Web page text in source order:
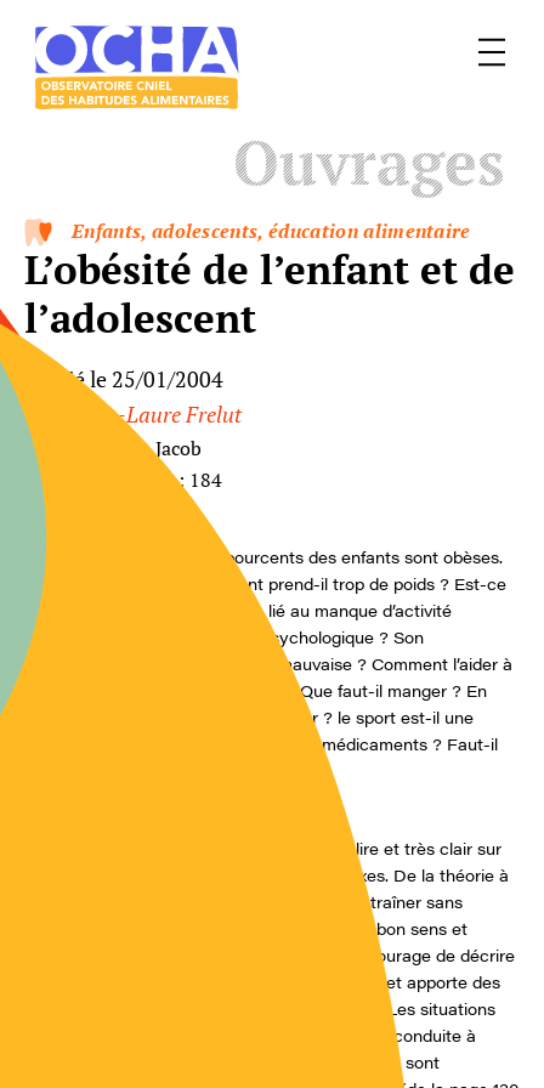
Menu
Ouvrages
Enfants, adolescents, éducation alimentaire
L’obésité de l’enfant et de
l’adolescent
Publié le 25/01/2004
Par
Marie-Laure Frelut
Éditeur : Odile Jacob
Nombre de pages : 184
Près de seize pourcents des enfants sont obèses.
Pourquoi un enfant prend-il trop de poids ? Est-ce
génétique ? Est-ce lié au manque d’activité
physique ? Est-ce psychologique ? Son
alimentation est-elle mauvaise ? Comment l’aider à
ne pas devenir obèse ? Que faut-il manger ? En
combien de repas par jour ? le sport est-il une
nécessité ? Existe-t-il des médicaments ? Faut-il
Remarquable ouvrage, facile à lire et très clair sur
les explications les plus complexes. De la théorie à
la pratique le lecteur se laisse entraîner sans
difficulté, sans culpabilité et avec bon sens et
réalité quotidienne. L’auteur a le courage de décrire
clairement les pièges d’aujourd’hui et apporte des
solutions simples, sans dramatiser. Les situations
faciles à décrypter afin d’adapter la conduite à
suivre. Le vécu et le rôle de la famille sont